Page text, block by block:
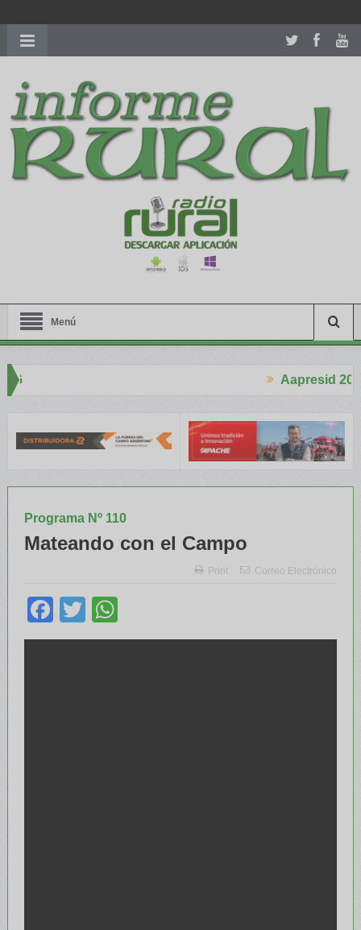
richardmillereplica
women.patekphilippe.tofor sale in usa recognized command with
dining room table ceremony. welcome to our
perfectwatches.is
shop. best youngsexdoll.comwith professional customer
services. 1: 1 design high
https://reallydiamond.com/
Menú
Aapresid
Programa Nº 110
Mateando con el Campo
Print Correo Electrónico
Facebook
Twitter